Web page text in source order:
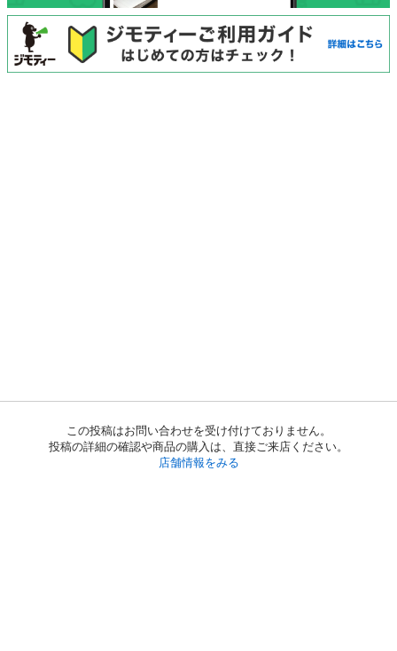
この投稿はお問い合わせを受け付けておりません。
投稿の詳細の確認や商品の購入は、直接ご来店ください。
店舗情報をみる